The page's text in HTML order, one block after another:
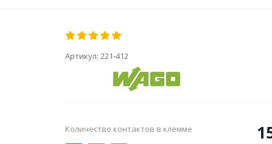
Артикул: 221-412
Количество контактов в клемме